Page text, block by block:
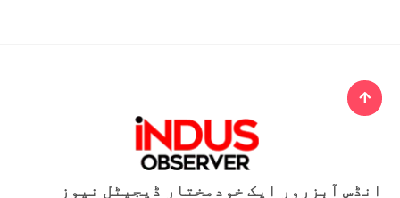
انڈس آبزرور ایک خودمختار ڈیجیٹل نیوز